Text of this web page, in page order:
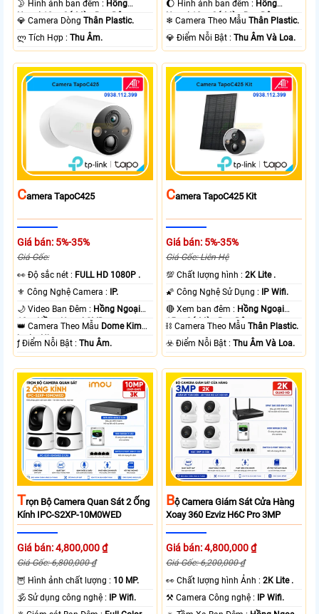
🌛 Hình ảnh ban đêm : Hồng
Ngoại 10m Có Màu Ban Ðêm.
💎 Camera DòngThân Plastic.
️ლ Tích Hợp :Thu Âm.
🌔 Hình ảnh ban đêm : Hồng
Ngoại 10m Có Màu Ban Ðêm.
❄ Camera Theo MẫuThân Plastic.
️💎 Điểm Nỗi Bật :Thu Âm Và Loa.
CAmera TapoC425
Giá bán: 5%-35%
Giá Gốc:
️👀 Độ sắc nét : FULL HD 1080P .
⚜️ Công Nghệ Camera : IP.
🌙 Video Ban Đêm : Hồng Ngoại
10m Hồng Ngoại SMD.
👑 Camera Theo Mẫu Dome Kim
loại + Nhựa.
️ƒ Điểm Nỗi Bật :Thu Âm.
CAmera TapoC425 Kit
Giá bán: 5%-35%
Giá Gốc: Liên Hệ
💯 Chất lượng hình :2K Lite .
🌠 Công Nghệ Sử Dụng : IP Wifi.
🔴 Xem ban đêm : Hồng Ngoại
15m Có Màu Ban Ðêm.
⛓ Camera Theo MẫuThân Plastic.
️☣️ Điểm Nỗi Bật :Thu Âm Và Loa.
TRọn Bộ Camera Quan Sát 2 Ống
Kính IPC-S2XP-10M0WED
Giá bán: 4,800,000 ₫
Giá Gốc: 6,800,000 ₫
🦉 Hình ảnh chất lượng : 10 MP.
🕉️ Sử dụng công nghệ : IP Wifi.
BỘ Camera Giám Sát Cửa Hàng
Xoay 360 Ezviz H6C Pro 3MP
Giá bán: 4,800,000 ₫
Giá Gốc: 6,200,000 ₫
️👀 Chất lượng hình Ảnh :2K Lite .
⚒ Camera Công nghệ : IP Wifi.